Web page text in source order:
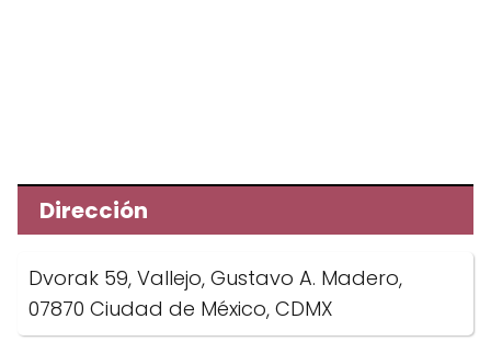
Dirección
Dvorak 59, Vallejo, Gustavo A. Madero,
07870 Ciudad de México, CDMX